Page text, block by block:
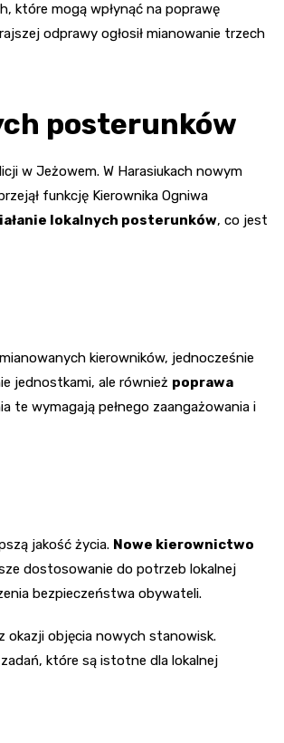
które mogą wpłynąć na poprawę
odprawy ogłosił mianowanie trzech
posterunków
w Jeżowem. W Harasiukach nowym
funkcję Kierownika Ogniwa
lokalnych posterunków, co jest
kierowników, jednocześnie
jednostkami, ale również poprawa
te wymagają pełnego zaangażowania i
jakość życia. Nowe kierownictwo
dostosowanie do potrzeb lokalnej
bezpieczeństwa obywateli.
okazji objęcia nowych stanowisk.
które są istotne dla lokalnej